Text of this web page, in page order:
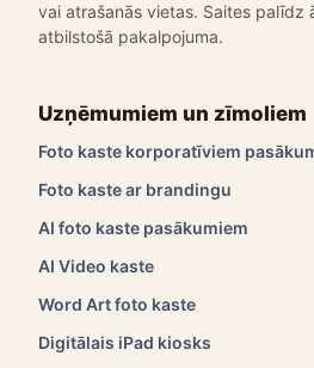
vai atrašanās vietas. Saites palīdz
atbilstošā pakalpojuma.
Uzņēmumiem un zīmoliem
Foto kaste korporatīviem
Foto kaste ar brandingu
AI foto kaste pasākumiem
AI Video kaste
Word Art foto kaste
Digitālais iPad kiosks